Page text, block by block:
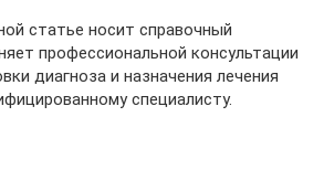
статье носит справочный
профессиональной консультации
диагноза и назначения лечения
специалисту.